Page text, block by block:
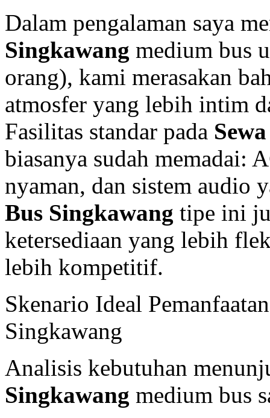
Dalam pengalaman saya
Singkawang medium bus
orang), kami merasakan
atmosfer yang lebih intim
Fasilitas standar pada
biasanya sudah memadai:
nyaman, dan sistem audio
Bus Singkawang tipe ini
ketersediaan yang lebih
lebih kompetitif.
Skenario Ideal
Singkawang
Analisis kebutuhan
Singkawang medium bus